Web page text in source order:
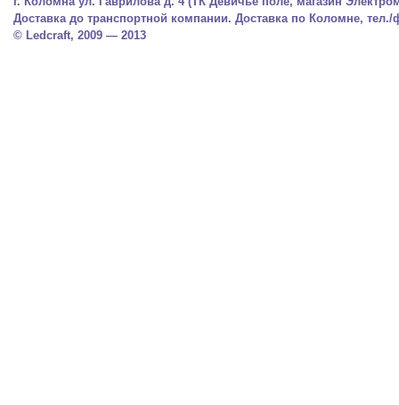
Доставка до транспортной компании. Доставка по Коломне, тел./
© Ledcraft, 2009 — 2013